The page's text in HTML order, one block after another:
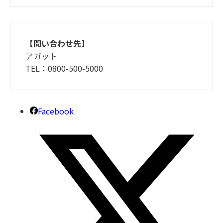
【問い合わせ先】
アガット
TEL：0800-500-5000
Facebook